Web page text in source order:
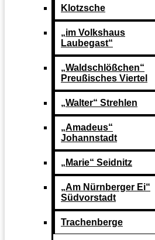
Klotzsche
„im Volkshaus
Laubegast“
„Waldschlößchen“
Preußisches Viertel
„Walter“ Strehlen
„Amadeus“
Johannstadt
„Marie“ Seidnitz
„Am Nürnberger Ei“
Südvorstadt
Trachenberge